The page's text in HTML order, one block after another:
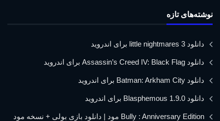
نوشته‌های تازه
دانلود little nightmares 3 برای اندروید
دانلود Assassin’s Creed IV: Black Flag برای اندروید
دانلود Batman: Arkham City برای اندروید
دانلود Blasphemous 1.9.0 برای اندروید
Bully : Anniversary Edition مود | دانلود بازی بولی + نسخه مود